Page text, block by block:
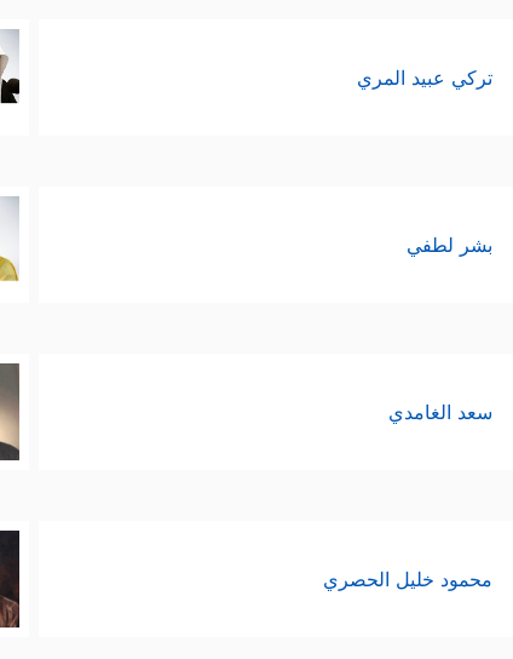
تركي عبيد المري
بشر لطفي
سعد الغامدي
محمود خليل الحصري